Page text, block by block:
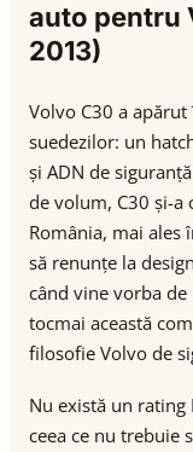
auto pentru
2013)
Volvo C30 a
suedezilor: un
și ADN de
de volum, C30 și-a
România, mai
să renunțe la
când vine vorba
tocmai această
filosofie Volvo de
Nu există un rating
ceea ce nu trebuie